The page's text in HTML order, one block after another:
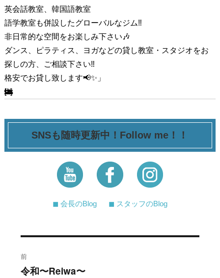
英会話教室、韓国語教室
語学教室も併設したグローバルなジム‼
非日常的な空間をお楽しみ下さい 🎶
ダンス、ピラティス、ヨガなどの貸し教室・スタジオをお
探しの方、ご相談下さい‼️
格安でお貸し致します📢✨ 」
[ssba-buttons]
SNSも随時更新中！Follow me！！
◼︎ 会長のBlog ◼︎ スタッフのBlog
稿
前
過
令和〜Reiwa〜